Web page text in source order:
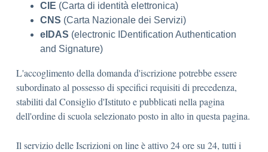
CIE (Carta di identità elettronica)
CNS (Carta Nazionale dei Servizi)
eIDAS (electronic IDentification Authentication
and Signature)
L'accoglimento della domanda d'iscrizione potrebbe essere
subordinato al possesso di specifici requisiti di precedenza,
stabiliti dal Consiglio d'Istituto e pubblicati nella pagina
dell'ordine di scuola selezionato posto in alto in questa pagina.
Il servizio delle Iscrizioni on line è attivo 24 ore su 24, tutti i